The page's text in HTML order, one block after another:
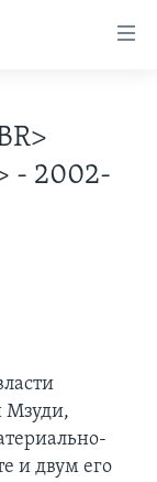
- 2002-
Мзуди,
и двум его